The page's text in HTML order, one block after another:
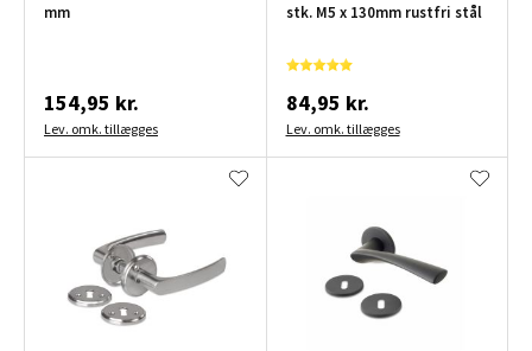
mm
154,95 kr.
Lev. omk. tillægges
stk. M5 x 130mm rustfri stål
84,95 kr.
Lev. omk. tillægges